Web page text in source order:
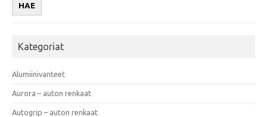
HAE
Kategoriat
Alumiinivanteet
Aurora – auton renkaat
Autogrip – auton renkaat